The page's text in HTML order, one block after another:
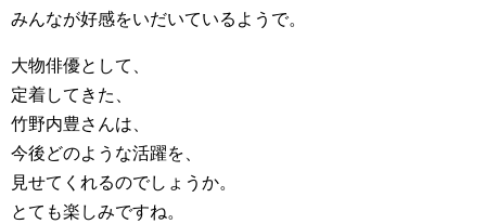
みんなが好感をいだいているようで。
大物俳優として、
定着してきた、
竹野内豊さんは、
今後どのような活躍を、
見せてくれるのでしょうか。
とても楽しみですね。